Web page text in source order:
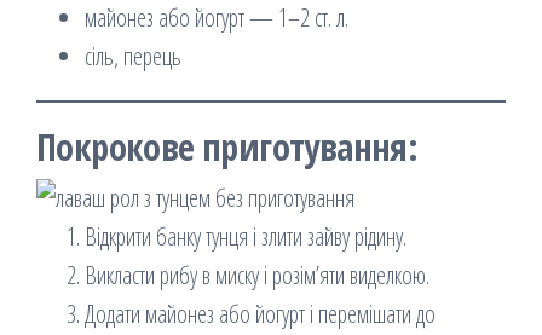
майонез або йогурт — 1–2 ст. л.
сіль, перець
Покрокове приготування:
Відкрити банку тунця і злити зайву рідину.
Викласти рибу в миску і розім’яти виделкою.
Додати майонез або йогурт і перемішати до